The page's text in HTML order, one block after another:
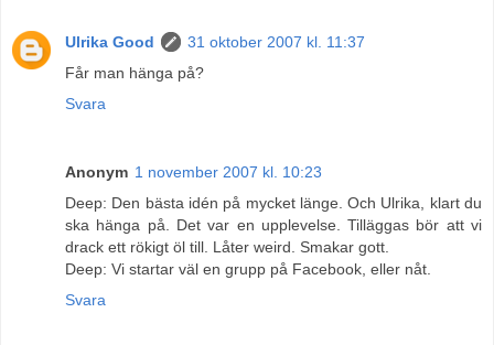
Ulrika Good
31 oktober 2007 kl. 11:37
Får man hänga på?
Svara
Anonym 1 november 2007 kl. 10:23
Deep: Den bästa idén på mycket länge. Och Ulrika, klart du
ska hänga på. Det var en upplevelse. Tilläggas bör att vi
drack ett rökigt öl till. Låter weird. Smakar gott.
Deep: Vi startar väl en grupp på Facebook, eller nåt.
Svara